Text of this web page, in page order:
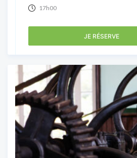
17h00
JE RÉSERVE